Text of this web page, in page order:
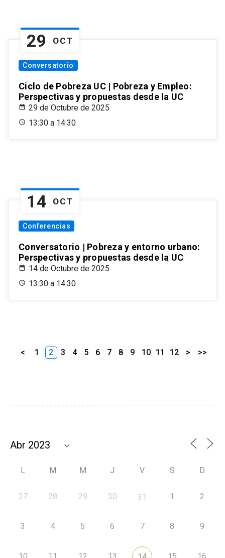
29 OCT
Conversatorio
Ciclo de Pobreza UC | Pobreza y Empleo:
Perspectivas y propuestas desde la UC
29 de Octubre de 2025
13:30 a 14:30
14 OCT
Conferencias
Conversatorio | Pobreza y entorno urbano:
Perspectivas y propuestas desde la UC
14 de Octubre de 2025
13:30 a 14:30
< 1 2 3 4 5 6 7 8 9 10 11 12 > >>
L M M J V S D
27 28 29 30 31 1 2
3 4 5 6 7 8 9
10 11 12 13 15 16